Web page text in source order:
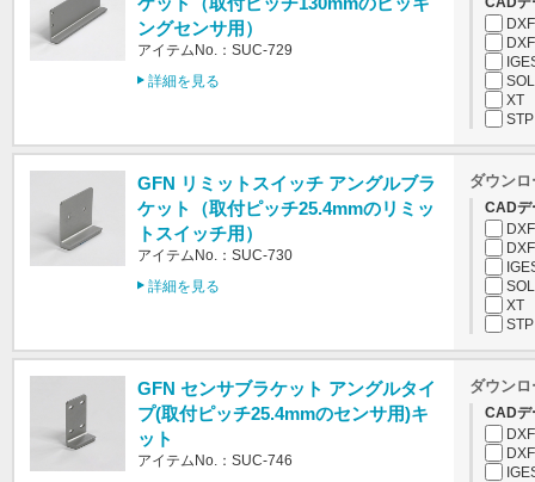
ングセンサ用）
アイテムNo.：SUC-729
詳細を見る
DXF
XT
STP
GFN リミットスイッチ アングルブラ
ケット（取付ピッチ25.4mmのリミッ
トスイッチ用）
アイテムNo.：SUC-730
詳細を見る
ダウンロ
CADデ
DXF
XT
STP
GFN センサブラケット アングルタイ
プ(取付ピッチ25.4mmのセンサ用)キ
ット
アイテムNo.：SUC-746
ダウンロ
CADデ
DXF